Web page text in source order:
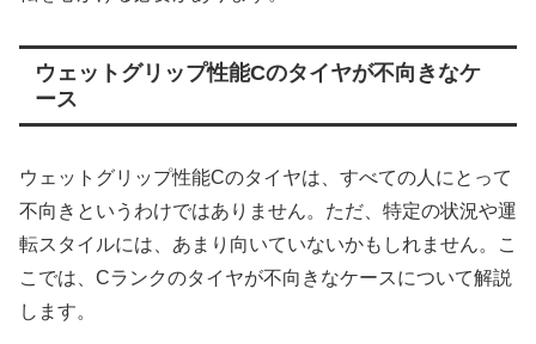
ウェットグリップ性能Cのタイヤが不向きなケ
ース
ウェットグリップ性能Cのタイヤは、すべての人にとって
不向きというわけではありません。ただ、特定の状況や運
転スタイルには、あまり向いていないかもしれません。こ
こでは、Cランクのタイヤが不向きなケースについて解説
します。